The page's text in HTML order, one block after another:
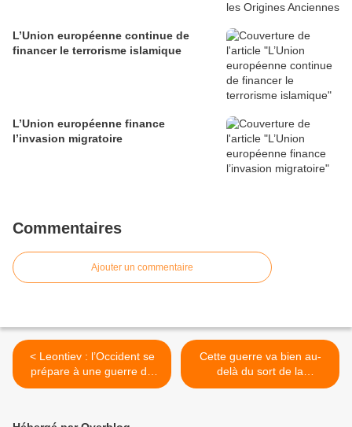
L’Union européenne continue de
financer le terrorisme islamique
L’Union européenne finance
l’invasion migratoire
Commentaires
Ajouter un commentaire
< Leontiev : l’Occident se
prépare à une guerre de
haute intensité
Cette guerre va bien au-
delà du sort de la
malheureuse Ukraine >